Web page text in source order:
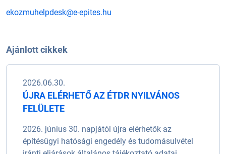
ekozmuhelpdesk@e-epites.hu
Ajánlott cikkek
2026.06.30.
ÚJRA ELÉRHETŐ AZ ÉTDR NYILVÁNOS
FELÜLETE
2026. június 30. napjától újra elérhetők az
építésügyi hatósági engedély és tudomásulvétel